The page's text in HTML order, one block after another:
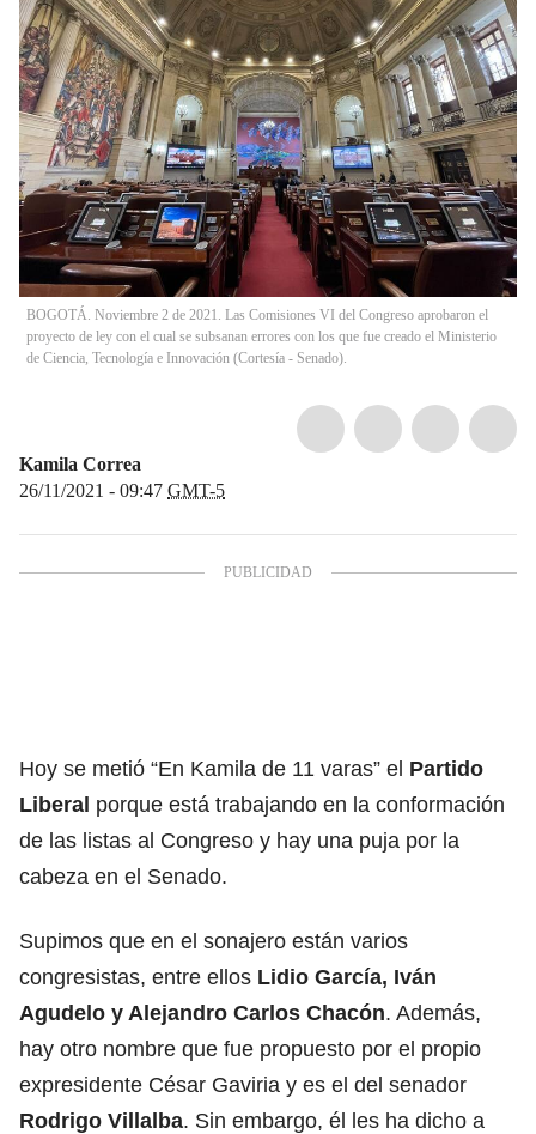
BOGOTÁ. Noviembre 2 de 2021. Las Comisiones VI del Congreso aprobaron el
proyecto de ley con el cual se subsanan errores con los que fue creado el Ministerio
de Ciencia, Tecnología e Innovación (Cortesía - Senado).
Kamila Correa
26/11/2021 - 09:47 GMT-5
Hoy se metió “En Kamila de 11 varas” el Partido
Liberal porque está trabajando en la conformación
de las listas al Congreso y hay una puja por la
cabeza en el Senado.
Supimos que en el sonajero están varios
congresistas, entre ellos Lidio García, Iván
Agudelo y Alejandro Carlos Chacón. Además,
hay otro nombre que fue propuesto por el propio
expresidente César Gaviria y es el del senador
Rodrigo Villalba. Sin embargo, él les ha dicho a